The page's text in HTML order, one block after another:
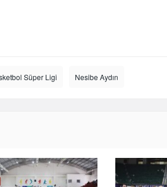
Süper Ligi Nesibe Aydın